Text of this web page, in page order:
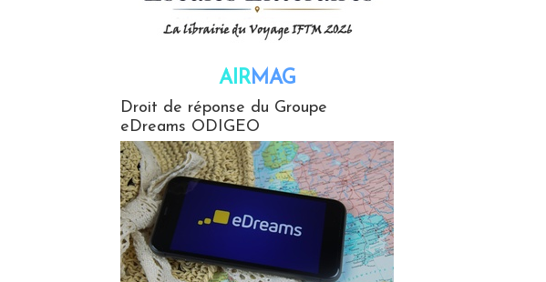
AIRMAG
Droit de réponse du Groupe
eDreams ODIGEO